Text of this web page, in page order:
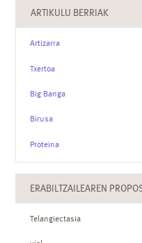
ARTIKULU BERRIAK
Artizarra
Txertoa
Big Banga
Birusa
Proteina
ERABILTZAILEAREN
Telangiectasia